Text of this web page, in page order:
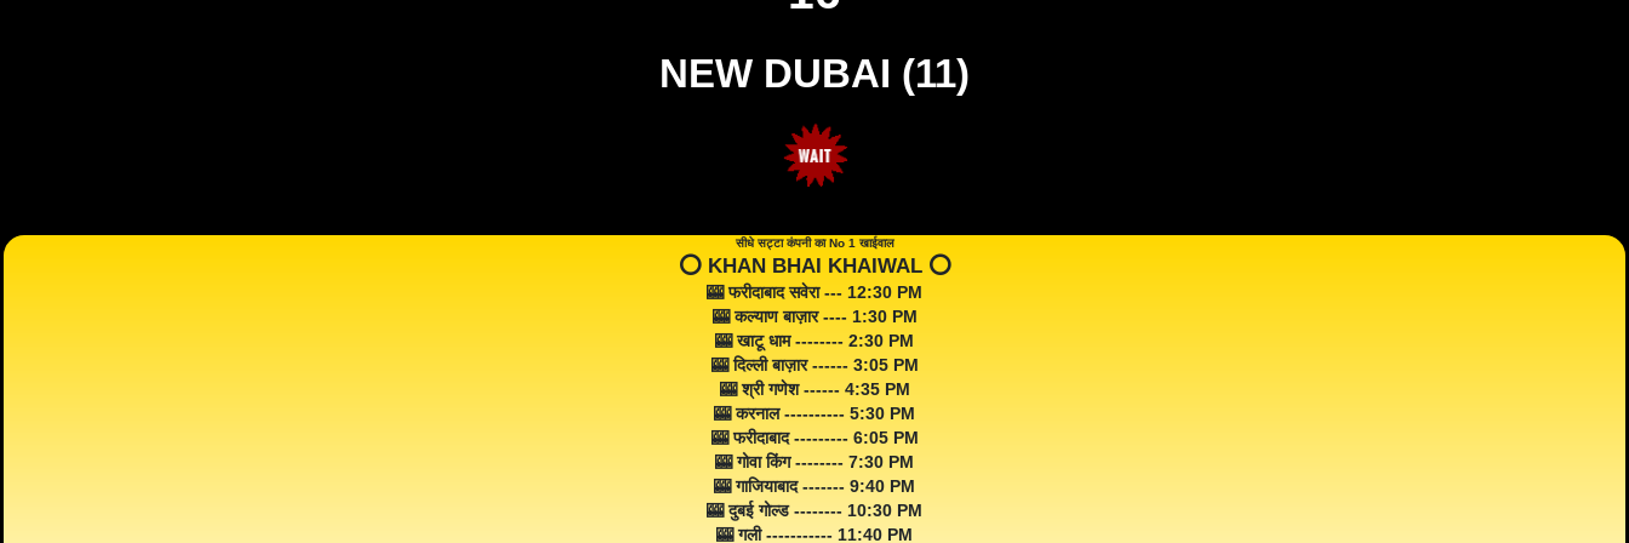
NEW DUBAI (11)
सीधे सट्टा कंपनी का No 1 खाईवाल
⭕️ KHAN BHAI KHAIWAL ⭕️
🎰 फरीदाबाद सवेरा --- 12:30 PM
🎰 कल्याण बाज़ार ---- 1:30 PM
🎰 खाटू धाम -------- 2:30 PM
🎰 दिल्ली बाज़ार ------ 3:05 PM
🎰 श्री गणेश ------ 4:35 PM
🎰 करनाल ---------- 5:30 PM
🎰 फरीदाबाद --------- 6:05 PM
🎰 गोवा किंग -------- 7:30 PM
🎰 गाजियाबाद ------- 9:40 PM
🎰 दुबई गोल्ड -------- 10:30 PM
🎰 गली ----------- 11:40 PM